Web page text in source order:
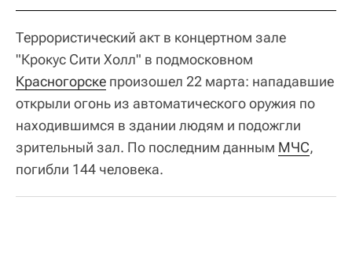
Террористический акт в концертном зале
"Крокус Сити Холл" в подмосковном
Красногорске произошел 22 марта: нападавшие
открыли огонь из автоматического оружия по
находившимся в здании людям и подожгли
зрительный зал. По последним данным МЧС,
погибли 144 человека.